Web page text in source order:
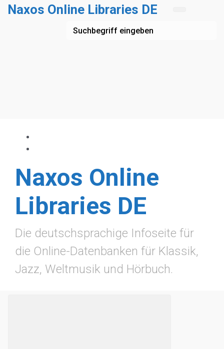
Zum Hauptinhalt springen
Naxos Online Libraries DE
Naxos Online
Libraries DE
Die deutschsprachige Infoseite für
die Online-Datenbanken für Klassik,
Jazz, Weltmusik und Hörbuch.